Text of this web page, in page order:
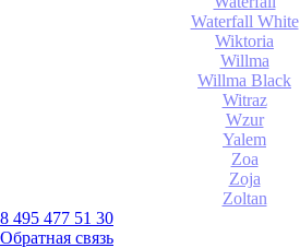
Waterfall White
Wiktoria
Willma
Willma Black
Witraz
Wzur
Yalem
Zoa
Zoja
Zoltan
8 495 477 51 30
Обратная связь